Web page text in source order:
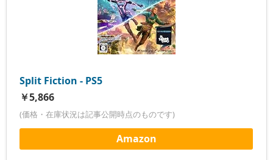
Split Fiction - PS5
￥5,866
(価格・在庫状況は記事公開時点のものです)
Amazon